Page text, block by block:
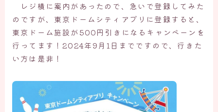
レジ横に案内があったので、急いで登録してみた
のですが、東京ドームシティアプリに登録すると、
東京ドーム施設が500円引きになるキャンペーンを
行ってます！2024年9月1日までですので、行きた
い方は是非！